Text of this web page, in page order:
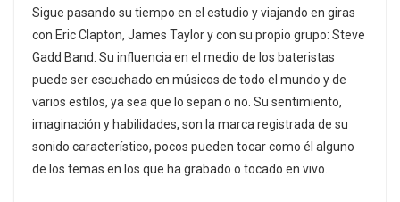
Sigue pasando su tiempo en el estudio y viajando en giras
con Eric Clapton, James Taylor y con su propio grupo: Steve
Gadd Band. Su influencia en el medio de los bateristas
puede ser escuchado en músicos de todo el mundo y de
varios estilos, ya sea que lo sepan o no. Su sentimiento,
imaginación y habilidades, son la marca registrada de su
sonido característico, pocos pueden tocar como él alguno
de los temas en los que ha grabado o tocado en vivo.